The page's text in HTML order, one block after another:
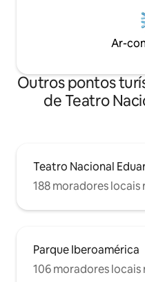
Ar-
Outros pontos
de Teatro
Teatro Nacional
188 moradores
Parque Iberoamérica
106 moradores